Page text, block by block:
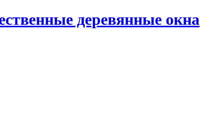
деревянные окна